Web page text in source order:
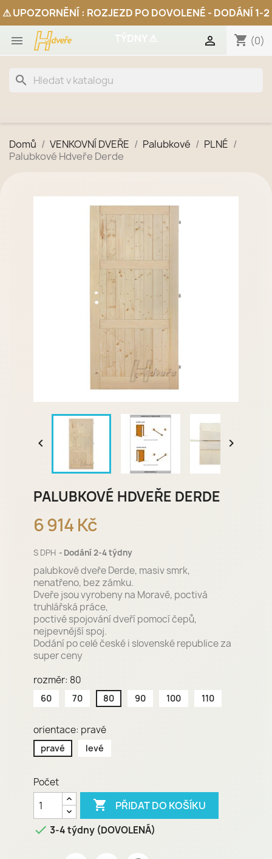
 shopping_cart (0)

search
Domů VENKOVNÍ DVEŘE Palubkové
PLNÉ
Palubkové Hdveře Derde
 
PALUBKOVÉ HDVEŘE DERDE
6 914 Kč
S DPH Dodání 2-4 týdny
palubkové dveře Derde, masiv smrk,
nenatřeno, bez zámku.
Dveře jsou vyrobeny na Moravě, poctivá
truhlářská práce,
poctivé spojování dveří pomocí čepů,
nejpevnější spoj.
Dodání po celé české i slovenské republice za
super ceny
rozměr: 80
60 70 80 90 100 110
orientace: pravé
pravé levé
Počet
 PŘIDAT DO KOŠÍKU
 3-4 týdny (DOVOLENÁ)